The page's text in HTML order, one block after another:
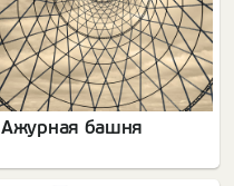
Ажурная башня